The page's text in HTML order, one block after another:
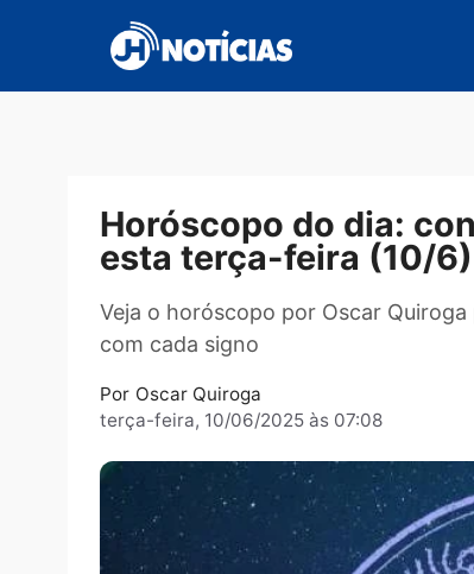
conteúdo
Horóscopo do dia:
esta terça-feira
Veja o horóscopo por Oscar
com cada signo
Por
Oscar Quiroga
terça-feira, 10/06/2025 às 07:08